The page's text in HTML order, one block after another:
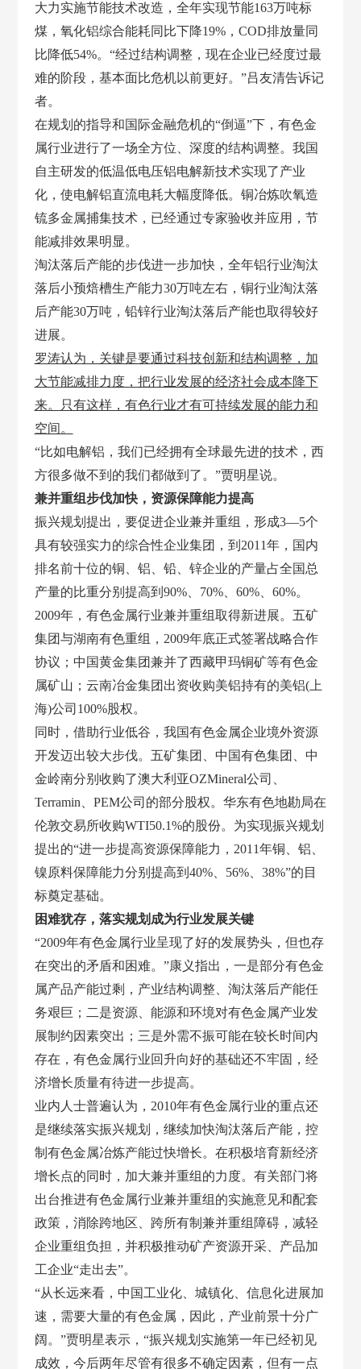
大力实施节能技术改造，全年实现节能163万吨标
煤，氧化铝综合能耗同比下降19%，COD排放量同
比降低54%。“经过结构调整，现在企业已经度过最
难的阶段，基本面比危机以前更好。”吕友清告诉记
者。
在规划的指导和国际金融危机的“倒逼”下，有色金
属行业进行了一场全方位、深度的结构调整。我国
自主研发的低温低电压铝电解新技术实现了产业
化，使电解铝直流电耗大幅度降低。铜冶炼吹氧造
锍多金属捕集技术，已经通过专家验收并应用，节
能减排效果明显。
淘汰落后产能的步伐进一步加快，全年铝行业淘汰
落后小预焙槽生产能力30万吨左右，铜行业淘汰落
后产能30万吨，铅锌行业淘汰落后产能也取得较好
进展。
罗涛认为，关键是要通过科技创新和结构调整，加
大节能减排力度，把行业发展的经济社会成本降下
来。只有这样，有色行业才有可持续发展的能力和
空间。
“比如电解铝，我们已经拥有全球最先进的技术，西
方很多做不到的我们都做到了。”贾明星说。
兼并重组步伐加快，资源保障能力提高
振兴规划提出，要促进企业兼并重组，形成3—5个
具有较强实力的综合性企业集团，到2011年，国内
排名前十位的铜、铝、铅、锌企业的产量占全国总
产量的比重分别提高到90%、70%、60%、60%。
2009年，有色金属行业兼并重组取得新进展。五矿
集团与湖南有色重组，2009年底正式签署战略合作
协议；中国黄金集团兼并了西藏甲玛铜矿等有色金
属矿山；云南冶金集团出资收购美铝持有的美铝(上
海)公司100%股权。
同时，借助行业低谷，我国有色金属企业境外资源
开发迈出较大步伐。五矿集团、中国有色集团、中
金岭南分别收购了澳大利亚OZMineral公司、
Terramin、PEM公司的部分股权。华东有色地勘局在
伦敦交易所收购WTI50.1%的股份。为实现振兴规划
提出的“进一步提高资源保障能力，2011年铜、铝、
镍原料保障能力分别提高到40%、56%、38%”的目
标奠定基础。
困难犹存，落实规划成为行业发展关键
“2009年有色金属行业呈现了好的发展势头，但也存
在突出的矛盾和困难。”康义指出，一是部分有色金
属产品产能过剩，产业结构调整、淘汰落后产能任
务艰巨；二是资源、能源和环境对有色金属产业发
展制约因素突出；三是外需不振可能在较长时间内
存在，有色金属行业回升向好的基础还不牢固，经
济增长质量有待进一步提高。
业内人士普遍认为， 2010年有色金属行业的重点还
是继续落实振兴规划，继续加快淘汰落后产能，控
制有色金属冶炼产能过快增长。在积极培育新经济
增长点的同时，加大兼并重组的力度。有关部门将
出台推进有色金属行业兼并重组的实施意见和配套
政策，消除跨地区、跨所有制兼并重组障碍，减轻
企业重组负担，并积极推动矿产资源开采、产品加
工企业“走出去”。
“从长远来看，中国工业化、城镇化、信息化进展加
速，需要大量的有色金属，因此，产业前景十分广
阔。”贾明星表示，“振兴规划实施第一年已经初见
成效，今后两年尽管有很多不确定因素，但有一点